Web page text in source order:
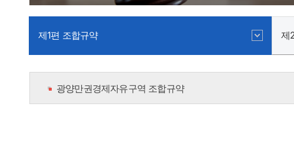
제1편 조합규약 제
광양만권경제자유구역 조합규약